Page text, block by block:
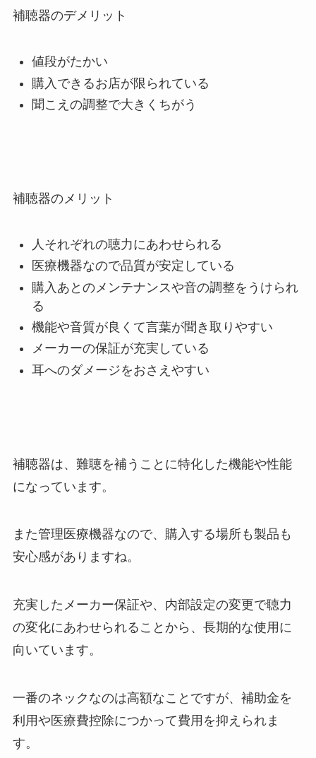
補聴器のデメリット
値段がたかい
購入できるお店が限られている
聞こえの調整で大きくちがう
補聴器のメリット
人それぞれの聴力にあわせられる
医療機器なので品質が安定している
購入あとのメンテナンスや音の調整をうけられ
る
機能や音質が良くて言葉が聞き取りやすい
メーカーの保証が充実している
耳へのダメージをおさえやすい
補聴器は、難聴を補うことに特化した機能や性能
になっています。
また管理医療機器なので、購入する場所も製品も
安心感がありますね。
充実したメーカー保証や、内部設定の変更で聴力
の変化にあわせられることから、長期的な使用に
向いています。
一番のネックなのは高額なことですが、補助金を
利用や医療費控除につかって費用を抑えられま
す。